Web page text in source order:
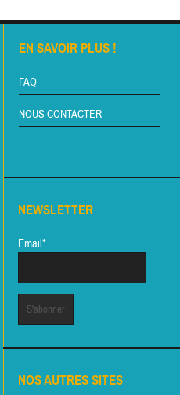
EN SAVOIR PLUS !
FAQ
NOUS CONTACTER
NEWSLETTER
Email*
NOS AUTRES SITES